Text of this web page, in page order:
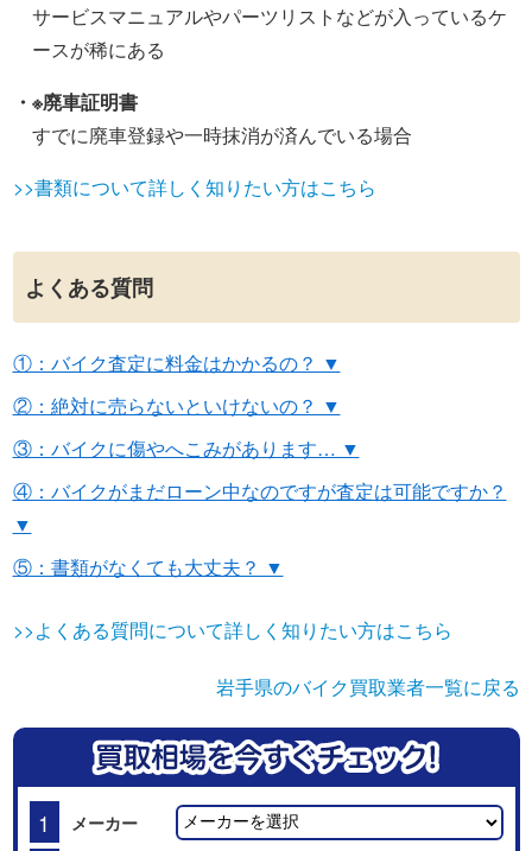
サービスマニュアルやパーツリストなどが入っているケ
ースが稀にある
・※廃車証明書
すでに廃車登録や一時抹消が済んでいる場合
>>書類について詳しく知りたい方はこちら
よくある質問
①：バイク査定に料金はかかるの？ ▼
②：絶対に売らないといけないの？ ▼
③：バイクに傷やへこみがあります… ▼
④：バイクがまだローン中なのですが査定は可能ですか？
▼
⑤：書類がなくても大丈夫？ ▼
>>よくある質問について詳しく知りたい方はこちら
岩手県のバイク買取業者一覧に戻る
1 メーカー